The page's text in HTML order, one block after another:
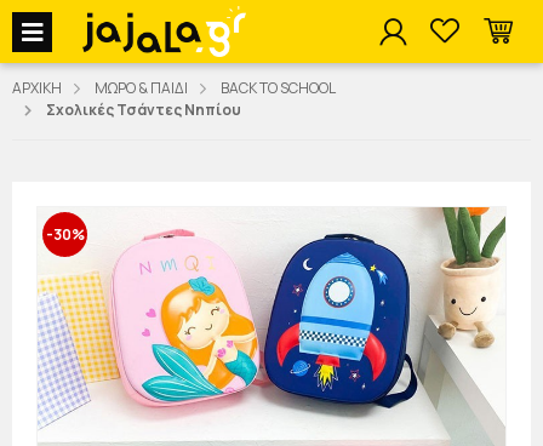
jajala Menu
ΑΡΧΙΚΗ ΜΩΡΟ & ΠΑΙΔΙ
BACK TO SCHOOL
Σχολικές Τσάντες Νηπίου
-30%